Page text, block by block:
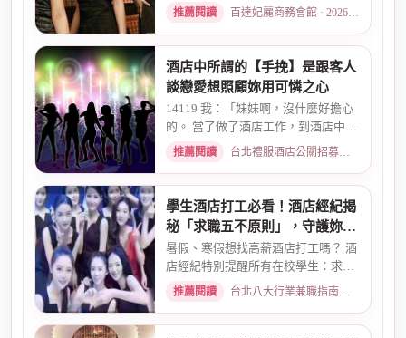
度自曝，從入行初衷、被客人...
推薦閱讀 百達妃麗商務會館 · 2026-05-10
酒店中所謂的【手挽】是跟客人
談戀愛想照顧妳用可憐之心
14119 我：「妹妹啊，沒什麼好擔心
的。 當了做了酒店工作，到酒店中，
還有兩個機會 一個是單純、...
推薦閱讀 台北禮服酒店公關招募：兼職工作內容與薪資規範 · 2026-01-08
學生酒店打工必看！酒店經紀揭
秘「求職五不原則」，守護妳的
求職安全
暑假、寒假想找高薪酒店打工嗎？ 酒
店經紀特別提醒所有在校學生：求職
時請務必堅守「五不原則」...
推薦閱讀 台北八大行業兼職指南：熱門職缺與求職須知 · 2026-03-09